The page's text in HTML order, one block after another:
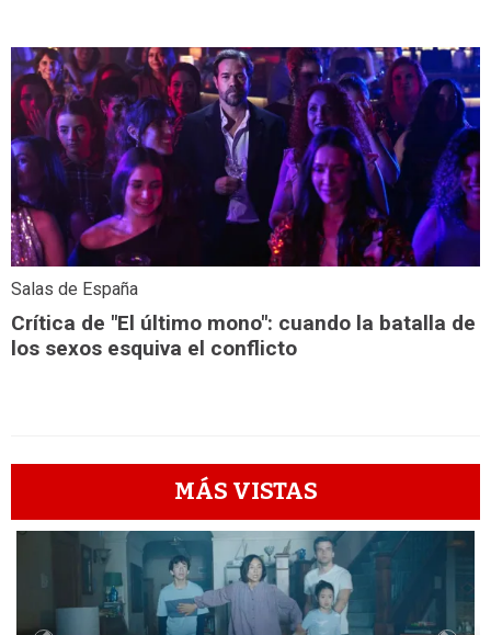
Salas de España
Crítica de "El último mono": cuando la batalla de
los sexos esquiva el conflicto
MÁS VISTAS
1